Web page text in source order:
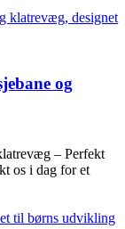
og
– Perfekt
os i dag for et